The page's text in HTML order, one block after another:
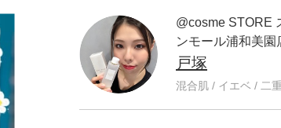
@cosme STORE
ンモール浦和美園
戸塚
混合肌 / イエベ / 二